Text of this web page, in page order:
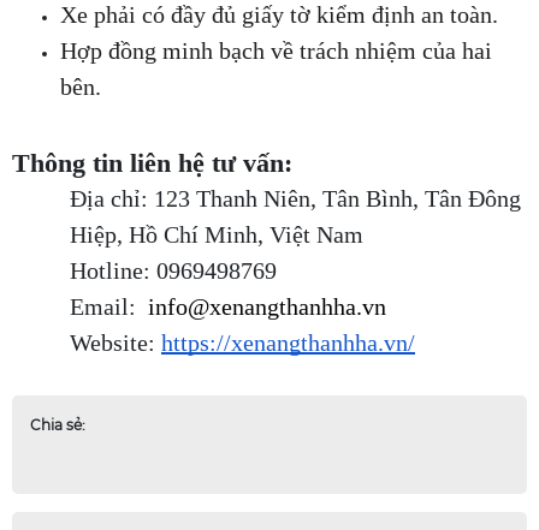
Xe phải có đầy đủ giấy tờ kiểm định an toàn.
Hợp đồng minh bạch về trách nhiệm của hai
bên.
Thông tin liên hệ tư vấn:
Địa chỉ: 123 Thanh Niên, Tân Bình, Tân Đông
Hiệp, Hồ Chí Minh, Việt Nam
Hotline: 0969498769
Email: info@xenangthanhha.vn
Website: https://xenangthanhha.vn/
Chia sẻ: